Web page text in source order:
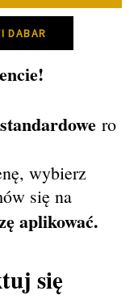
DABAR
ro
wybierz
się na
aplikować.
się